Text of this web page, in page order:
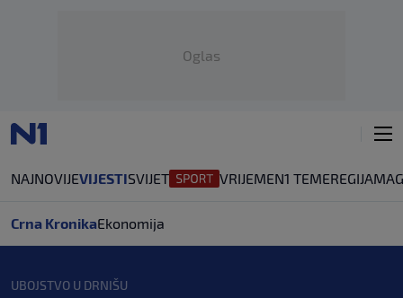
Oglas
NAJNOVIJEVIJESTISVIJET VRIJEMEN1 TEMEREGIJA
Crna KronikaEkonomija
UBOJSTVO U DRNIŠU